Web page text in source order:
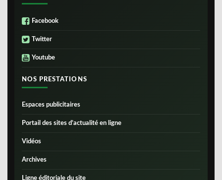
Facebook
Twitter
Youtube
NOS PRESTATIONS
Espaces publicitaires
Portail des sites d’actualité en ligne
Vidéos
Archives
Ligne éditoriale du site